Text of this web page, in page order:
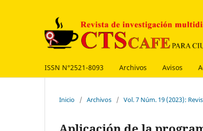
ISSN N°2521-8093 Archivos Avisos
Inicio / Archivos / Vol. 7 Núm. 19 (2023):